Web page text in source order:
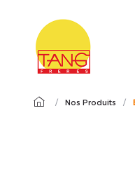
/ Nos Produits /